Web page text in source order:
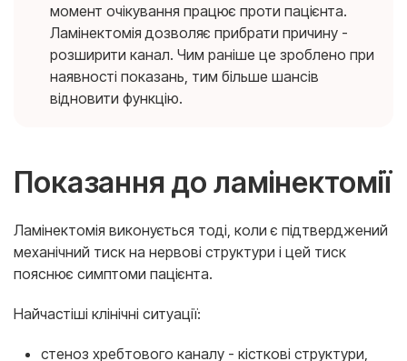
момент очікування працює проти пацієнта.
Ламінектомія дозволяє прибрати причину -
розширити канал. Чим раніше це зроблено при
наявності показань, тим більше шансів
відновити функцію.
Показання до ламінектомії
Ламінектомія виконується тоді, коли є підтверджений
механічний тиск на нервові структури і цей тиск
пояснює симптоми пацієнта.
Найчастіші клінічні ситуації:
стеноз хребтового каналу - кісткові структури,